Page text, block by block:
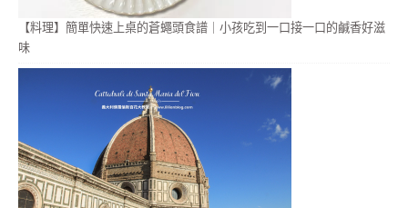
【料理】簡單快速上桌的蒼蠅頭食譜｜小孩吃到一口接一口的鹹香好滋
味